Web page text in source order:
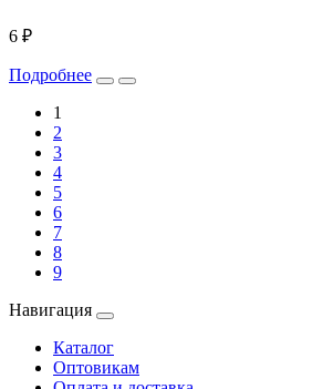
6 ₽
Подробнее
1
2
3
4
5
6
7
8
9
Навигация
Каталог
Оптовикам